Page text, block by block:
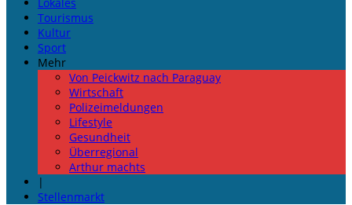
Tourismus
Kultur
Sport
Mehr
Von Peickwitz nach Paraguay
Wirtschaft
Polizeimeldungen
Lifestyle
Gesundheit
Überregional
Arthur machts
|
Stellenmarkt